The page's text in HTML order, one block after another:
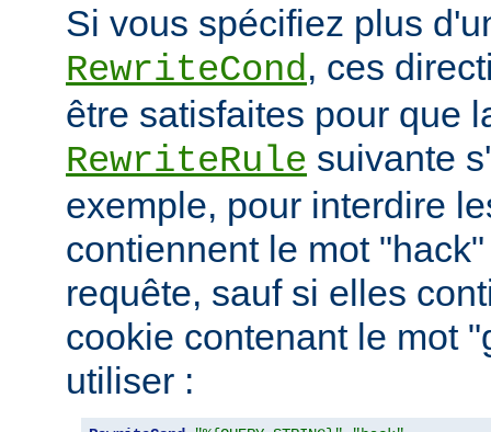
Si vous spécifiez plus
RewriteCond, ces
être satisfaites pour que
RewriteRule suivante
exemple, pour interdire
contiennent le mot
requête, sauf si elles
cookie contenant le mot
utiliser :